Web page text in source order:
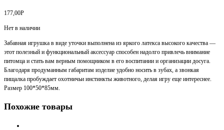
177,00Р
Нет в наличии
Забавная игрушка в виде уточки выполнена из яркого латекса высокого качества —
этот полезный и функциональный аксессуар способен надолго привлечь внимание
питомца и стать вам верным помощником в его воспитании и организации досуга.
Благодаря продуманным габаритам изделие удобно носить в зубах, а звонкая
пищалка пробуждает охотничьи инстинкты животного, делая игру еще интереснее.
Размер 100*50*85мм.
Похожие товары